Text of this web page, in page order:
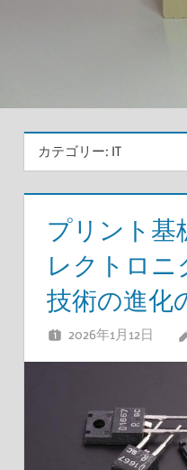
カテゴリー: IT
プリント基
レクトロニ
技術の進化
2026年1月12日